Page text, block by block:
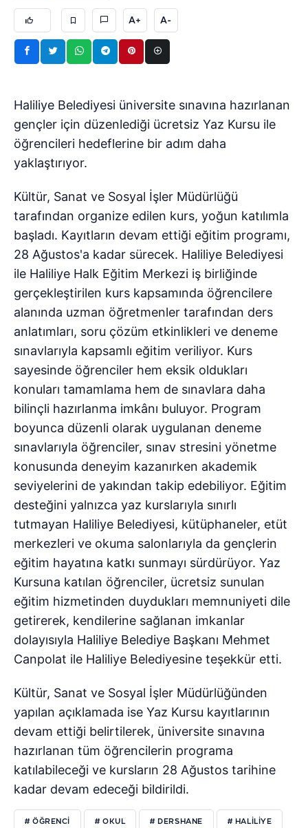
A+ A-
Haliliye Belediyesi üniversite sınavına hazırlanan
gençler için düzenlediği ücretsiz Yaz Kursu ile
öğrencileri hedeflerine bir adım daha
yaklaştırıyor.
Kültür, Sanat ve Sosyal İşler Müdürlüğü
tarafından organize edilen kurs, yoğun katılımla
başladı. Kayıtların devam ettiği eğitim programı,
28 Ağustos'a kadar sürecek. Haliliye Belediyesi
ile Haliliye Halk Eğitim Merkezi iş birliğinde
gerçekleştirilen kurs kapsamında öğrencilere
alanında uzman öğretmenler tarafından ders
anlatımları, soru çözüm etkinlikleri ve deneme
sınavlarıyla kapsamlı eğitim veriliyor. Kurs
sayesinde öğrenciler hem eksik oldukları
konuları tamamlama hem de sınavlara daha
bilinçli hazırlanma imkânı buluyor. Program
boyunca düzenli olarak uygulanan deneme
sınavlarıyla öğrenciler, sınav stresini yönetme
konusunda deneyim kazanırken akademik
seviyelerini de yakından takip edebiliyor. Eğitim
desteğini yalnızca yaz kurslarıyla sınırlı
tutmayan Haliliye Belediyesi, kütüphaneler, etüt
merkezleri ve okuma salonlarıyla da gençlerin
eğitim hayatına katkı sunmayı sürdürüyor. Yaz
Kursuna katılan öğrenciler, ücretsiz sunulan
eğitim hizmetinden duydukları memnuniyeti dile
getirerek, kendilerine sağlanan imkanlar
dolayısıyla Haliliye Belediye Başkanı Mehmet
Canpolat ile Haliliye Belediyesine teşekkür etti.
Kültür, Sanat ve Sosyal İşler Müdürlüğünden
yapılan açıklamada ise Yaz Kursu kayıtlarının
devam ettiği belirtilerek, üniversite sınavına
hazırlanan tüm öğrencilerin programa
katılabileceği ve kursların 28 Ağustos tarihine
kadar devam edeceği bildirildi.
# ÖĞRENCI # OKUL # DERSHANE # HALILIYE